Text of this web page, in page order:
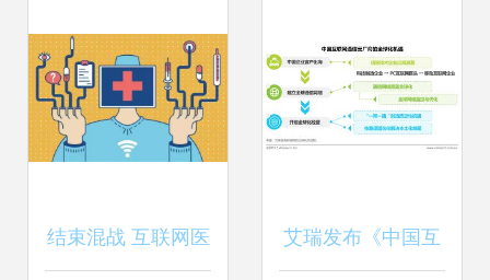
结束混战 互联网医 艾瑞发布《中国互